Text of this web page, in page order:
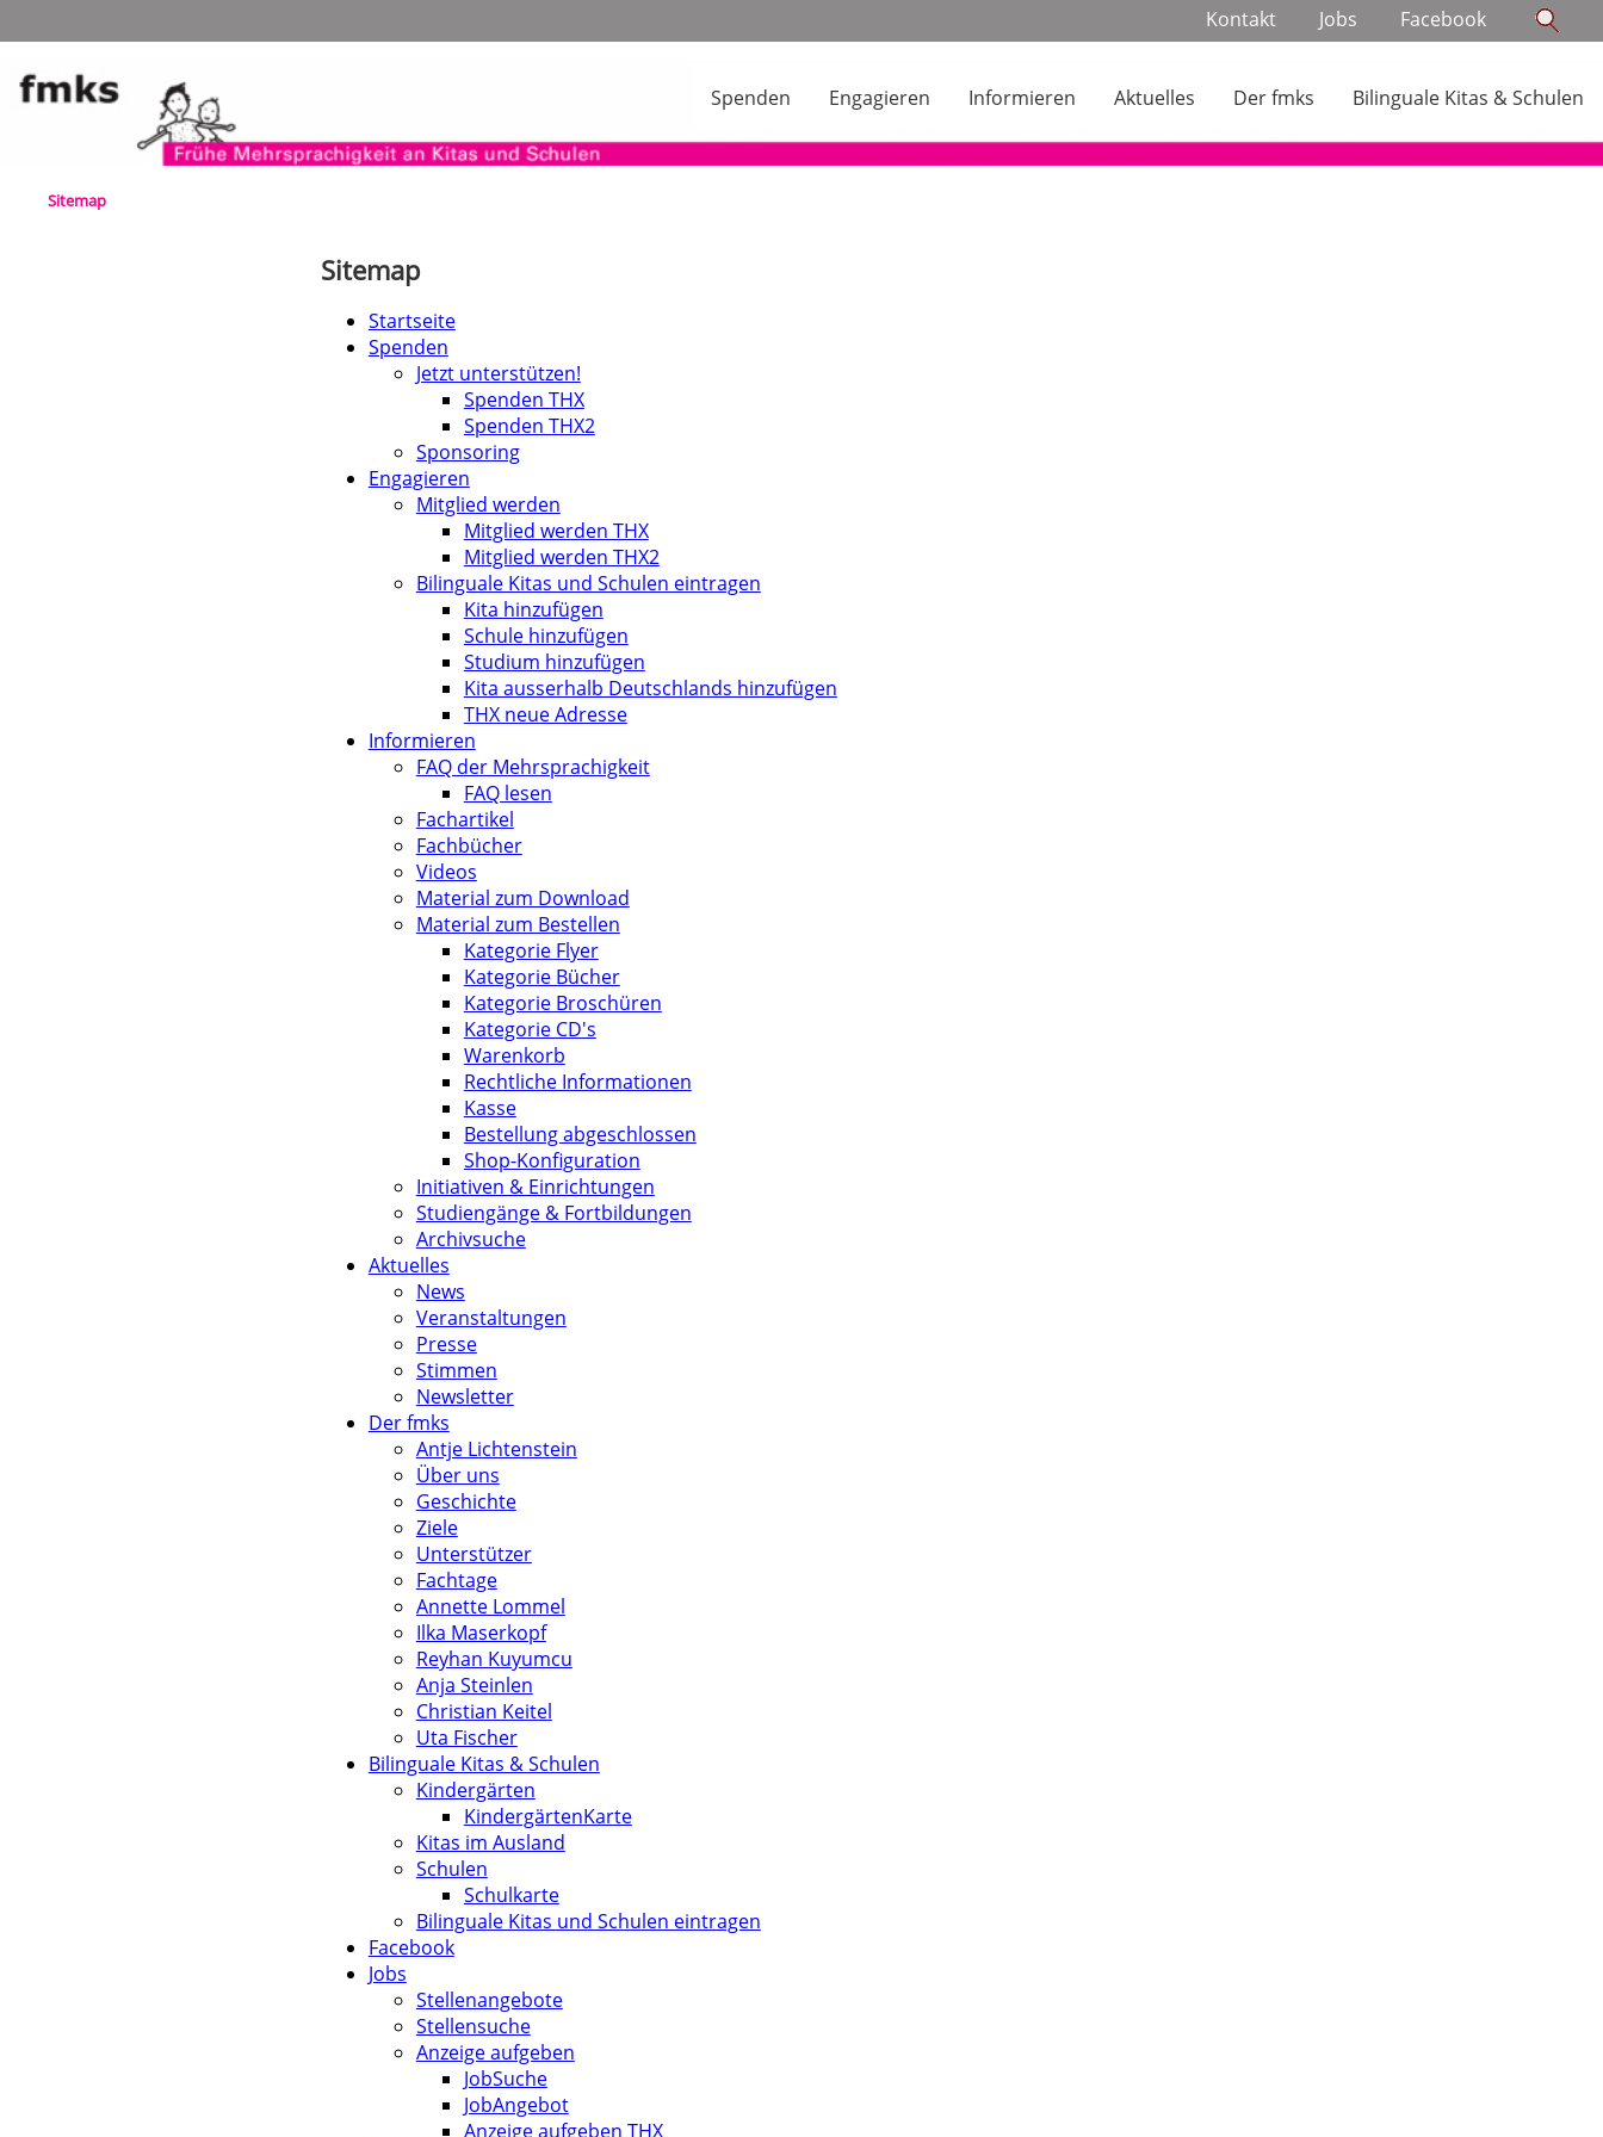
Navigation
überspringen
Kontakt Jobs Facebook
Navigation
überspringen
Spenden Engagieren Informieren Aktuelles Der fmks Bilinguale Kitas & Schulen
Sitemap
Sitemap
Startseite
Spenden
Jetzt unterstützen!
Spenden THX
Spenden THX2
Sponsoring
Engagieren
Mitglied werden
Mitglied werden THX
Mitglied werden THX2
Bilinguale Kitas und Schulen eintragen
Kita hinzufügen
Schule hinzufügen
Studium hinzufügen
Kita ausserhalb Deutschlands hinzufügen
THX neue Adresse
Informieren
FAQ der Mehrsprachigkeit
FAQ lesen
Fachartikel
Fachbücher
Videos
Material zum Download
Material zum Bestellen
Kategorie Flyer
Kategorie Bücher
Kategorie Broschüren
Kategorie CD's
Warenkorb
Rechtliche Informationen
Kasse
Bestellung abgeschlossen
Shop-Konfiguration
Initiativen & Einrichtungen
Studiengänge & Fortbildungen
Archivsuche
Aktuelles
News
Veranstaltungen
Presse
Stimmen
Newsletter
Der fmks
Antje Lichtenstein
Über uns
Geschichte
Ziele
Unterstützer
Fachtage
Annette Lommel
Ilka Maserkopf
Reyhan Kuyumcu
Anja Steinlen
Christian Keitel
Uta Fischer
Bilinguale Kitas & Schulen
Kindergärten
KindergärtenKarte
Kitas im Ausland
Schulen
Schulkarte
Bilinguale Kitas und Schulen eintragen
Facebook
Jobs
Stellenangebote
Stellensuche
Anzeige aufgeben
JobSuche
JobAngebot
Anzeige aufgeben THX